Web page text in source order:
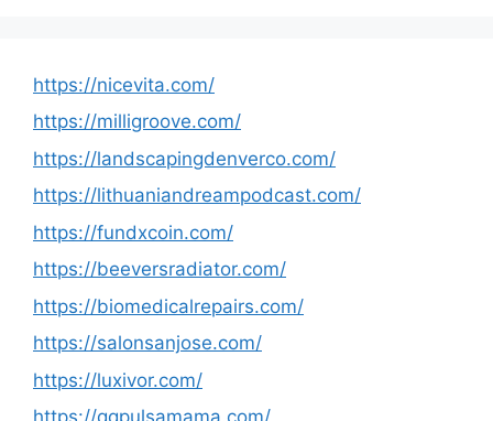
https://nicevita.com/
https://milligroove.com/
https://landscapingdenverco.com/
https://lithuaniandreampodcast.com/
https://fundxcoin.com/
https://beeversradiator.com/
https://biomedicalrepairs.com/
https://salonsanjose.com/
https://luxivor.com/
https://qqpulsamama.com/